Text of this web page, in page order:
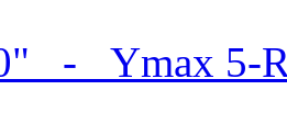
- Ymax 5-